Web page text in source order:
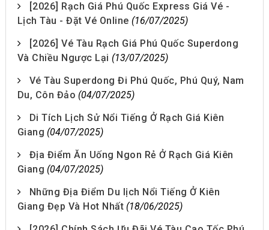
[2026] Rạch Giá Phú Quốc Express Giá Vé -
Lịch Tàu - Đặt Vé Online (16/07/2025)
[2026] Vé Tàu Rạch Giá Phú Quốc Superdong
Và Chiều Ngược Lại (13/07/2025)
Vé Tàu Superdong Đi Phú Quốc, Phú Quý, Nam
Du, Côn Đảo (04/07/2025)
Di Tích Lịch Sử Nổi Tiếng Ở Rạch Giá Kiên
Giang (04/07/2025)
Địa Điểm Ăn Uống Ngon Rẻ Ở Rạch Giá Kiên
Giang (04/07/2025)
Những Địa Điểm Du lịch Nổi Tiếng Ở Kiên
Giang Đẹp Và Hot Nhất (18/06/2025)